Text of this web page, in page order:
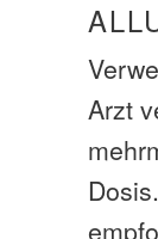
Arzt